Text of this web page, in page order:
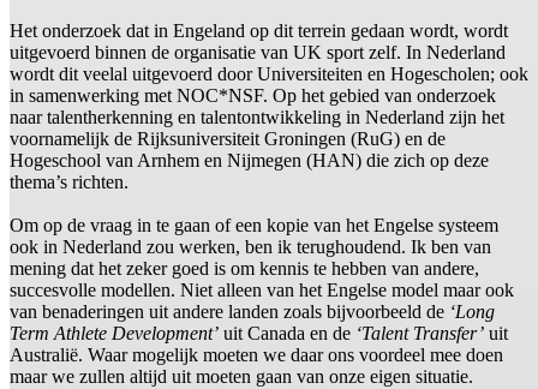
Het onderzoek dat in Engeland op dit terrein gedaan wordt, wordt
uitgevoerd binnen de organisatie van UK sport zelf. In Nederland
wordt dit veelal uitgevoerd door Universiteiten en Hogescholen; ook
in samenwerking met NOC*NSF. Op het gebied van onderzoek
naar talentherkenning en talentontwikkeling in Nederland zijn het
voornamelijk de Rijksuniversiteit Groningen (RuG) en de
Hogeschool van Arnhem en Nijmegen (HAN) die zich op deze
thema’s richten.
Om op de vraag in te gaan of een kopie van het Engelse systeem
ook in Nederland zou werken, ben ik terughoudend. Ik ben van
mening dat het zeker goed is om kennis te hebben van andere,
succesvolle modellen. Niet alleen van het Engelse model maar ook
van benaderingen uit andere landen zoals bijvoorbeeld de ‘Long
Term Athlete Development’ uit Canada en de ‘Talent Transfer’ uit
Australië. Waar mogelijk moeten we daar ons voordeel mee doen
maar we zullen altijd uit moeten gaan van onze eigen situatie.